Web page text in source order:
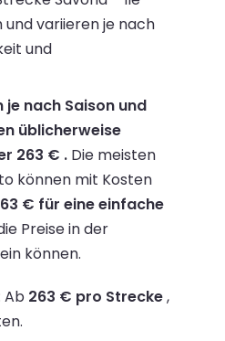
und variieren je nach
und
je nach Saison und
üblicherweise
263 € . Die meisten
können mit Kosten
€ für eine einfache
Preise in der
können.
Ab 263 € pro Strecke,